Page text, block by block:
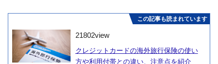
この記事も読まれています
21802view
クレジットカードの海外旅行保険の使い
方や利用付帯との違い、注意点を紹介